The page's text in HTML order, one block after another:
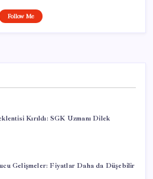
Follow Me
Kırıldı: SGK Uzmanı Dilek
Gelişmeler: Fiyatlar Daha da Düşebilir